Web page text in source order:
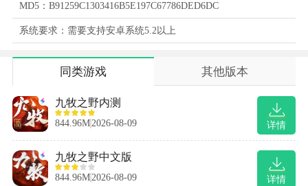
MD5：B91259C1303416B5E197C67786DED6DC
系统要求：需要支持安卓系统5.2以上
同类游戏 其他版本
详情
九牧之野内测
844.96M2026-08-09
详情
九牧之野中文版
844.96M2026-08-09